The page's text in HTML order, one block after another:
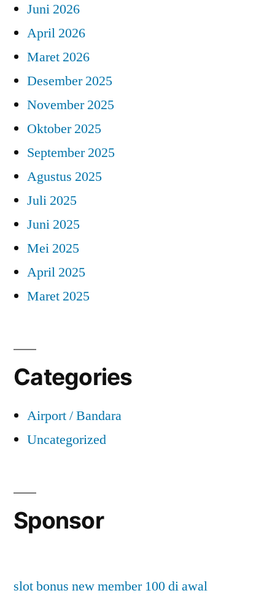
Juni 2026
April 2026
Maret 2026
Desember 2025
November 2025
Oktober 2025
September 2025
Agustus 2025
Juli 2025
Juni 2025
Mei 2025
April 2025
Maret 2025
Categories
Airport / Bandara
Uncategorized
Sponsor
slot bonus new member 100 di awal